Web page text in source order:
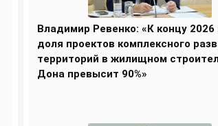
Владимир Ревенко: «К концу 2026
доля проектов комплексного
территорий в жилищном
Дона превысит 90%»